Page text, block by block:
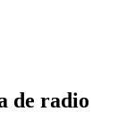
de radio